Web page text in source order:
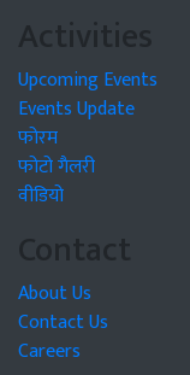
Activities
Upcoming Events
Events Update
फोरम
फोटो गैलरी
वीडियो
Contact
About Us
Contact Us
Careers